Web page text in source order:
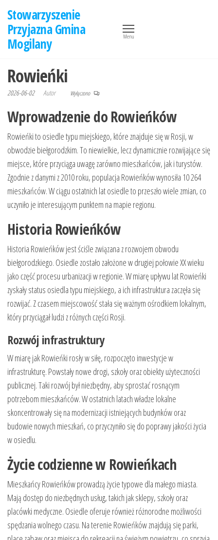
treści
Stowarzyszenie
Przyjazna Gmina
Mogilany
Menu
Rowieńki
2026-06-02 Autor Wyłączono
Wprowadzenie do Rowieńków
Rowieńki to osiedle typu miejskiego, które znajduje się w Rosji, w
obwodzie biełgorodzkim. To niewielkie, lecz dynamicznie rozwijające się
miejsce, które przyciąga uwagę zarówno mieszkańców, jak i turystów.
Zgodnie z danymi z 2010 roku, populacja Rowieńków wynosiła 10 264
mieszkańców. W ciągu ostatnich lat osiedle to przeszło wiele zmian, co
uczyniło je interesującym punktem na mapie regionu.
Historia Rowieńków
Historia Rowieńków jest ściśle związana z rozwojem obwodu
biełgorodzkiego. Osiedle zostało założone w drugiej połowie XX wieku
jako część procesu urbanizacji w regionie. W miarę upływu lat Rowieńki
zyskały status osiedla typu miejskiego, a ich infrastruktura zaczęła się
rozwijać. Z czasem miejscowość stała się ważnym ośrodkiem lokalnym,
który przyciągał ludzi z różnych części Rosji.
Rozwój infrastruktury
W miarę jak Rowieńki rosły w siłę, rozpoczęto inwestycje w
infrastrukturę. Powstały nowe drogi, szkoły oraz obiekty użyteczności
publicznej. Taki rozwój był niezbędny, aby sprostać rosnącym
potrzebom mieszkańców. W ostatnich latach władze lokalne
skoncentrowały się na modernizacji istniejących budynków oraz
budowie nowych mieszkań, co przyczyniło się do poprawy jakości życia
w osiedlu.
Życie codzienne w Rowieńkach
Mieszkańcy Rowieńków prowadzą życie typowe dla małego miasta.
Mają dostęp do niezbędnych usług, takich jak sklepy, szkoły oraz
placówki medyczne. Osiedle oferuje również różnorodne możliwości
spędzania wolnego czasu. Na terenie Rowieńków znajdują się parki,